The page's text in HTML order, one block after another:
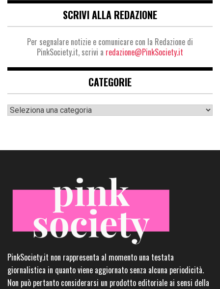
SCRIVI ALLA REDAZIONE
Per segnalare notizie e comunicare con la Redazione di
PinkSociety.it, scrivi a redazione@PinkSociety.it
CATEGORIE
Categorie
PinkSociety.it non rappresenta al momento una testata
giornalistica in quanto viene aggiornato senza alcuna periodicità.
Non può pertanto considerarsi un prodotto editoriale ai sensi della